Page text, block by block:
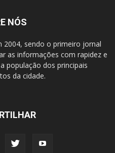
NÓS
2004, sendo o primeiro jornal
as informações com rapidez e
população dos principais
da cidade.